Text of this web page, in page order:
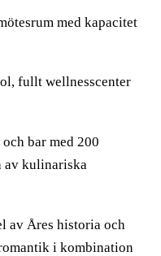
med kapacitet
fullt wellnesscenter
bar med 200
av kulinariska
av Åres historia och
i kombination